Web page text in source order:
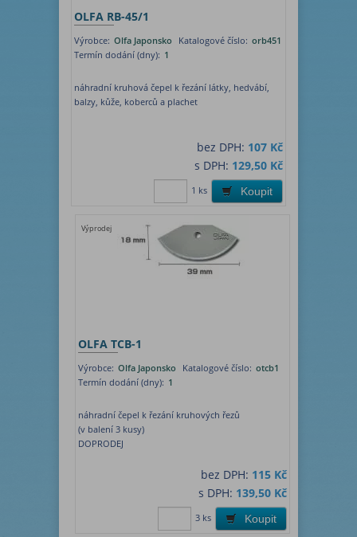
OLFA RB-45/1
Výrobce: Olfa Japonsko Katalogové číslo: orb451
Termín dodání (dny): 1
náhradní kruhová čepel k řezání látky, hedvábí,
balzy, kůže, koberců a plachet
bez DPH: 107 Kč
s DPH: 129,50 Kč
Koupit
1 ks
Výprodej
OLFA TCB-1
Výrobce: Olfa Japonsko Katalogové číslo: otcb1
Termín dodání (dny): 1
náhradní čepel k řezání kruhových řezů
(v balení 3 kusy)
DOPRODEJ
bez DPH: 115 Kč
s DPH: 139,50 Kč
Koupit
3 ks